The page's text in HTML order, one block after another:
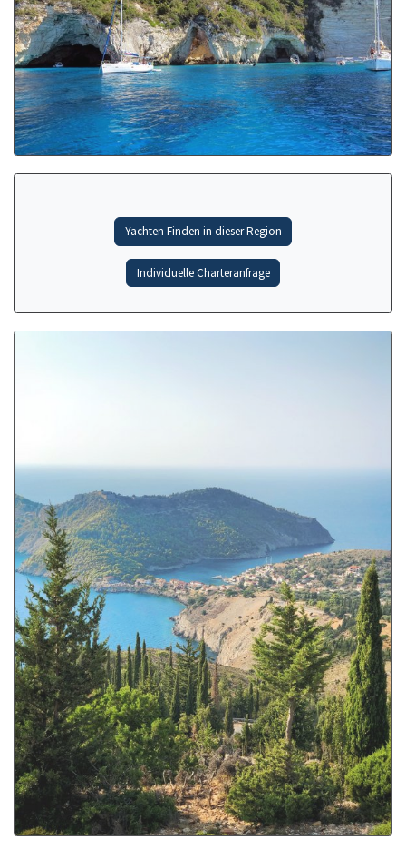
Yachten Finden in dieser Region
Individuelle Charteranfrage